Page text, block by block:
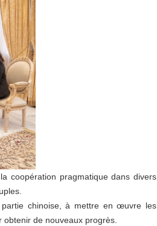
coopération pragmatique dans divers
chinoise, à mettre en œuvre les
de nouveaux progrès.